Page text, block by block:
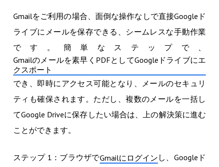
Gmailをご利用の場合、面倒な操作なしで直接Googleド
ライブにメールを保存できる、シームレスな手動作業
です。簡単なステップで、
Gmailのメールを素早くPDFとしてGoogleドライブにエ
クスポート
でき、即時にアクセス可能となり、メールのセキュリ
ティも確保されます。ただし、複数のメールを一括し
てGoogle Driveに保存したい場合は、上の解決策に進む
ことができます。
ステップ 1：ブラウザでGmailにログイン し、Googleド